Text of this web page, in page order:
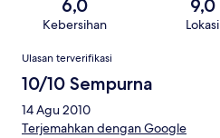
6,0
Kebersihan
9,0
Lokasi
Ulasan
Ulasan terverifikasi
10/10 Sempurna
14 Agu 2010
Terjemahkan dengan Google